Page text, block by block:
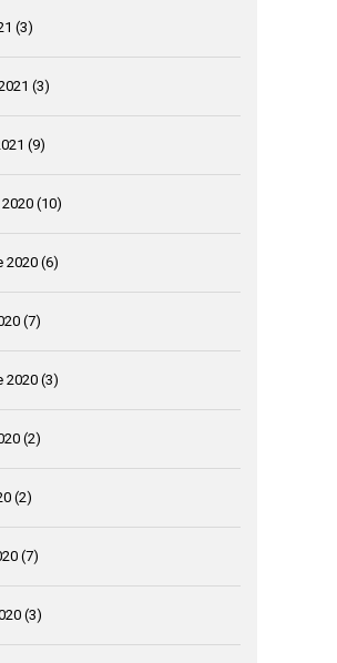
(3)
(3)
(9)
(10)
2020(6)
(7)
2020 (3)
(2)
(2)
(7)
(3)